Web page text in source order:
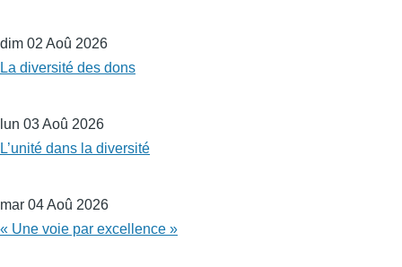
dim 02 Aoû 2026
La diversité des dons
lun 03 Aoû 2026
L’unité dans la diversité
mar 04 Aoû 2026
« Une voie par excellence »